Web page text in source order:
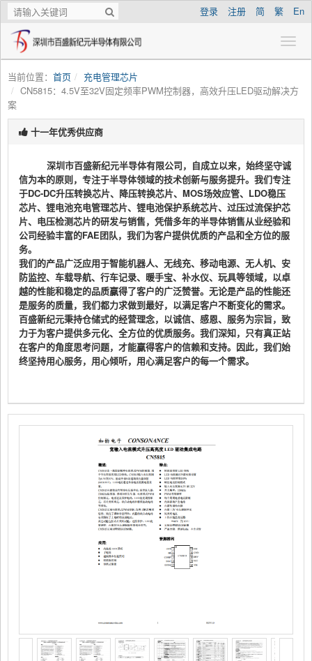
登录 注册 简 繁 En
当前位置： 首页
充电管理芯片
CN5815：4.5V至32V固定频率PWM控制器，高效升压LED驱动解决方
案
十一年优秀供应商
深圳市百盛新纪元半导体有限公司，自成立以来，始终坚守诚
信为本的原则，专注于半导体领域的技术创新与服务提升。我们专注
于DC-DC升压转换芯片、降压转换芯片、MOS场效应管、LDO稳压
芯片、锂电池充电管理芯片、锂电池保护系统芯片、过压过流保护芯
片、电压检测芯片的研发与销售，凭借多年的半导体销售从业经验和
公司经验丰富的FAE团队，我们为客户提供优质的产品和全方位的服
务。
我们的产品广泛应用于智能机器人、无线充、移动电源、无人机、安
防监控、车载导航、行车记录、暖手宝、补水仪、玩具等领域，以卓
越的性能和稳定的品质赢得了客户的广泛赞誉。无论是产品的性能还
是服务的质量，我们都力求做到最好，以满足客户不断变化的需求。
百盛新纪元秉持仓储式的经营理念，以诚信、感恩、服务为宗旨，致
力于为客户提供多元化、全方位的优质服务。我们深知，只有真正站
在客户的角度思考问题，才能赢得客户的信赖和支持。因此，我们始
终坚持用心服务，用心倾听，用心满足客户的每一个需求。